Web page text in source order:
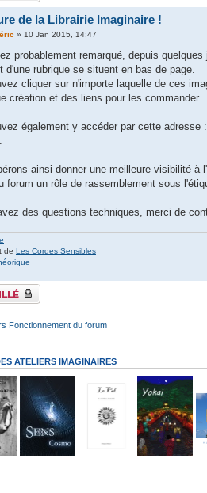
de la Librairie Imaginaire !
» 10 Jan 2015, 14:47
probablement remarqué, depuis
d'une rubrique se situent en bas de page.
cliquer sur n'importe laquelle de ces
création et des liens pour les commander.
également y accéder par cette adresse :
ainsi donner une meilleure visibilité
forum un rôle de rassemblement sous
des questions techniques, merci de
de Les Cordes Sensibles
Fonctionnement du forum
ATELIERS IMAGINAIRES